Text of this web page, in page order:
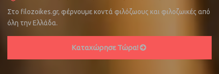
Στο filozoikes.gr, φέρνουμε κοντά φιλόζωους και φιλοζωικές από
όλη την Ελλάδα.
Καταχώρησε Τώρα!